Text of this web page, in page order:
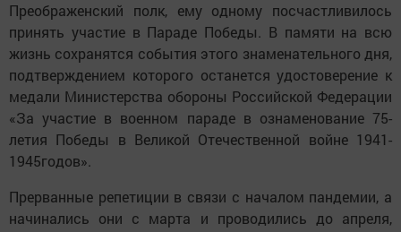
Преображенский полк, ему одному посчастливилось
принять участие в Параде Победы. В памяти на всю
жизнь сохранятся события этого знаменательного дня,
подтверждением которого останется удостоверение к
медали Министерства обороны Российской Федерации
«За участие в военном параде в ознаменование 75-
летия Победы в Великой Отечественной войне 1941-
1945годов».
Прерванные репетиции в связи с началом пандемии, а
начинались они с марта и проводились до апреля,